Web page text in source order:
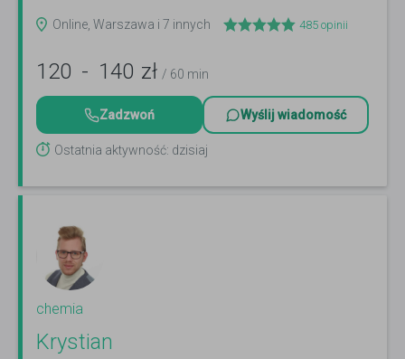
Online, Warszawa i 7 innych 485 opinii
120 - 140 zł / 60 min
Zadzwoń Wyślij wiadomość
Ostatnia aktywność: dzisiaj
chemia
Krystian